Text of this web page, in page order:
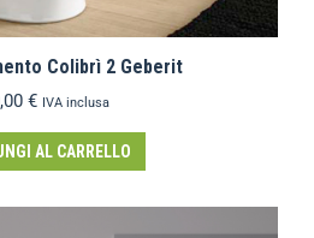
Colibrì 2 Geberit
€ IVA inclusa
AL CARRELLO